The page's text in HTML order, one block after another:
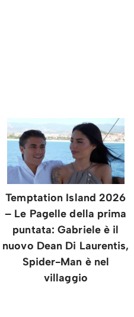
Temptation Island 2026
– Le Pagelle della prima
puntata: Gabriele è il
nuovo Dean Di Laurentis,
Spider-Man è nel
villaggio